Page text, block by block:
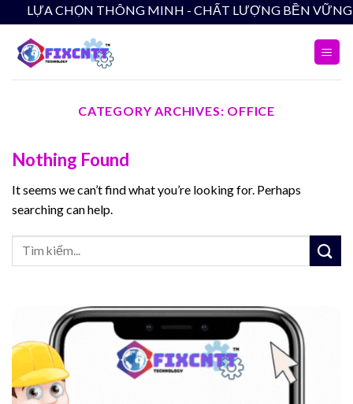
to
content
LỰA CHỌN THÔNG MINH - CHẤT LƯỢNG BỀN
CATEGORY ARCHIVES: OFFICE
Nothing Found
It seems we can’t find what you’re looking for. Perhaps
searching can help.